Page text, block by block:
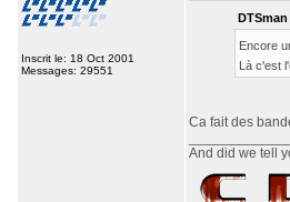
Inscrit le: 18 Oct 2001
Messages: 29551
Encore
Là c'est
Ca fait des
And did we tell